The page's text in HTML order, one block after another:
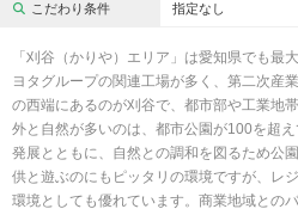
フットバスあり
専用駐車場あり
日本人スタッフのみ
こだわり条件 指定なし
「刈谷（かりや）エリア」は愛知県でも最
ヨタグループの関連工場が多く、第二次産
の西端にあるのが刈谷で、都市部や工業地
外と自然が多いのは、都市公園が100を超
発展とともに、自然との調和を図るため公
供と遊ぶのにもピッタリの環境ですが、レ
環境としても優れています。商業地域との